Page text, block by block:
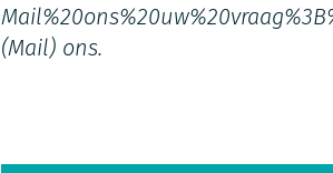
(Mail)ons.